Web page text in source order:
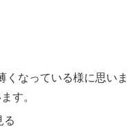
なっている様に思いま
す。
る